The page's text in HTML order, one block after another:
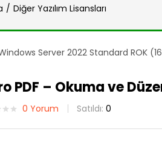
Diğer Yazılım Lisansları
Server 2022 Standard ROK
PDF – Okuma ve
0 Yorum Satıldı: 0